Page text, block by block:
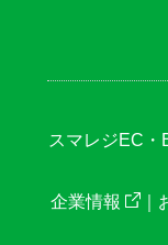
スマレジEC・
企業情報
｜